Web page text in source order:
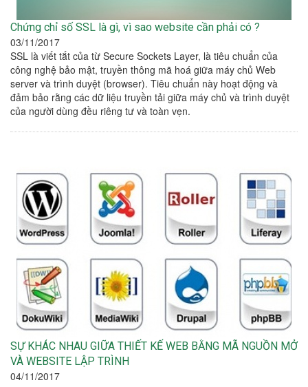
Chứng chỉ số SSL là gì, vì sao website cần phải có ?
03/11/2017
SSL là viết tắt của từ Secure Sockets Layer, là tiêu chuẩn của
công nghệ bảo mật, truyền thông mã hoá giữa máy chủ Web
server và trình duyệt (browser). Tiêu chuẩn này hoạt động và
đảm bảo rằng các dữ liệu truyền tải giữa máy chủ và trình duyệt
của người dùng đều riêng tư và toàn vẹn.
SỰ KHÁC NHAU GIỮA THIẾT KẾ WEB BẰNG MÃ NGUỒN MỞ
VÀ WEBSITE LẬP TRÌNH
04/11/2017